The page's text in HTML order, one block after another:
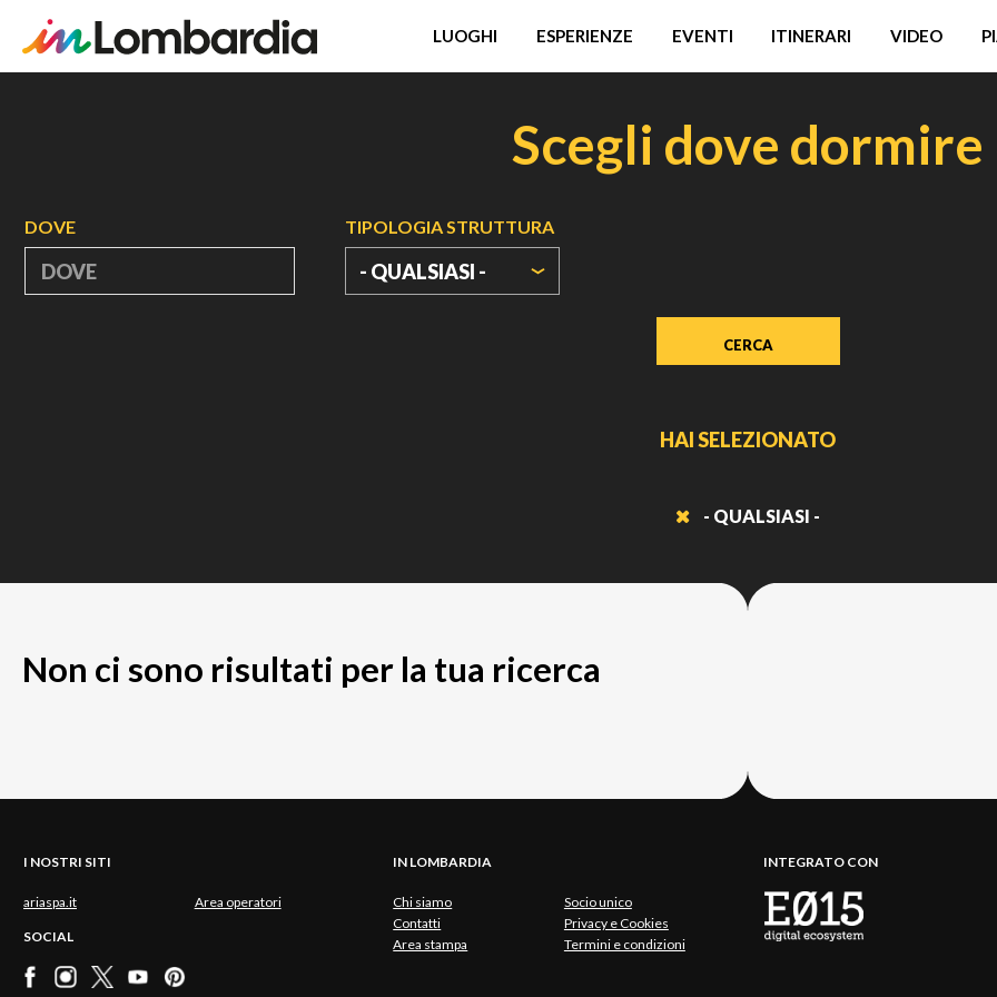
LUOGHI ESPERIENZE EVENTI ITINERARI VIDEO
Scegli dove dormire
DOVE TIPOLOGIA STRUTTURA
- QUALSIASI -
HAI SELEZIONATO
- QUALSIASI -
Non ci sono risultati per la tua ricerca
I NOSTRI SITI
ariaspa.it Area operatori
SOCIAL
IN LOMBARDIA
Chi siamo
Socio unico
Contatti
Privacy e Cookies
Area stampa
Termini e condizioni
INTEGRATO CON